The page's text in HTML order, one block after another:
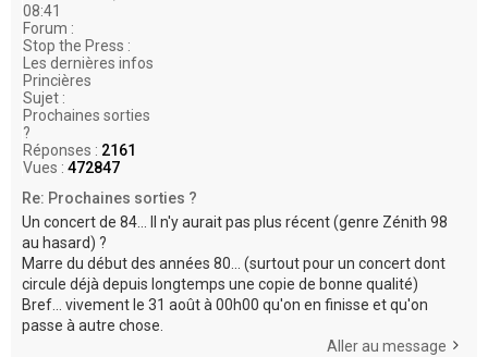
08:41
Forum :
Stop the Press :
Les dernières infos
Princières
Sujet :
Prochaines sorties
?
Réponses : 2161
Vues : 472847
Re: Prochaines sorties ?
Un concert de 84... Il n'y aurait pas plus récent (genre Zénith 98
au hasard) ?
Marre du début des années 80... (surtout pour un concert dont
circule déjà depuis longtemps une copie de bonne qualité)
Bref... vivement le 31 août à 00h00 qu'on en finisse et qu'on
passe à autre chose.
Aller au message